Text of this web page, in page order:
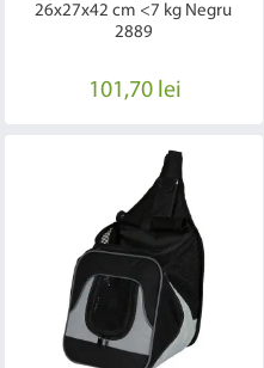
26x27x42 cm <7 kg Negru
2889
101,70 lei